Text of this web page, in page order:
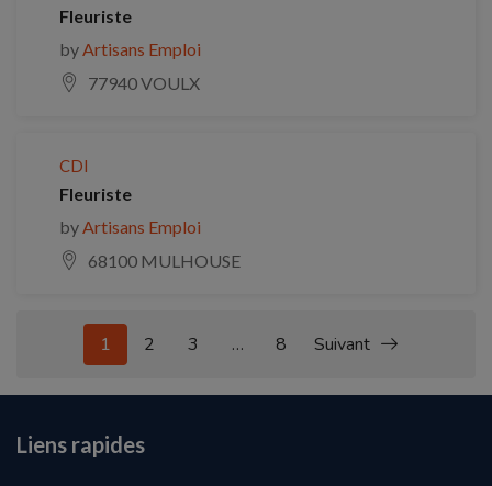
Fleuriste
byArtisans Emploi
77940 VOULX
CDI
Fleuriste
byArtisans Emploi
68100 MULHOUSE
1 2 3 … 8 Suivant
Liens rapides